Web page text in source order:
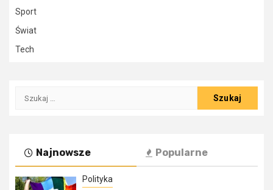
Sport
Świat
Tech
Szukaj:
Najnowsze Popularne
Polityka